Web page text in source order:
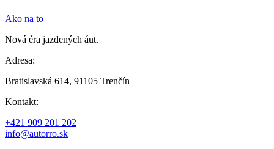
Ako na to
Nová éra jazdených áut.
Adresa:
Bratislavská 614, 91105 Trenčín
Kontakt:
+421 909 201 202
info@autorro.sk